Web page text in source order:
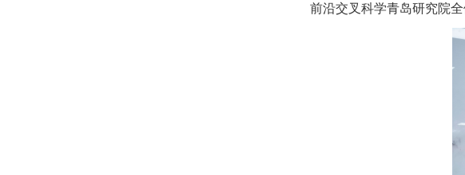
前沿交叉科学青岛研究院全